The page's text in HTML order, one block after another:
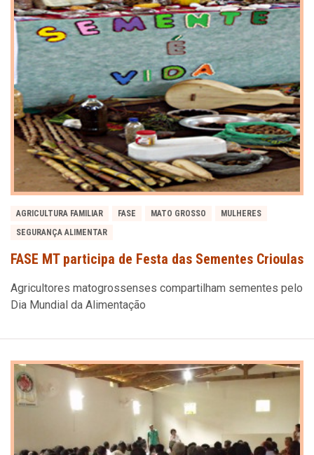
AGRICULTURA FAMILIAR FASE MATO GROSSO
MULHERES
SEGURANÇA ALIMENTAR
FASE MT participa de Festa das Sementes Crioulas
Agricultores matogrossenses compartilham sementes pelo
Dia Mundial da Alimentação